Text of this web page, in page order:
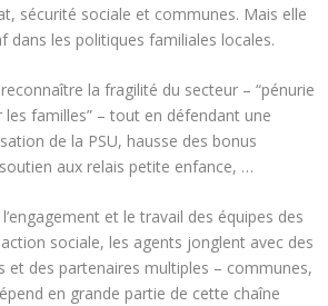
sécurité sociale et communes. Mais elle
les politiques familiales locales.
la fragilité du secteur – “pénurie
familles” – tout en défendant une
de la PSU, hausse des bonus
aux relais petite enfance, …
et le travail des équipes des
sociale, les agents jonglent avec des
et des partenaires multiples – communes,
en grande partie de cette chaîne